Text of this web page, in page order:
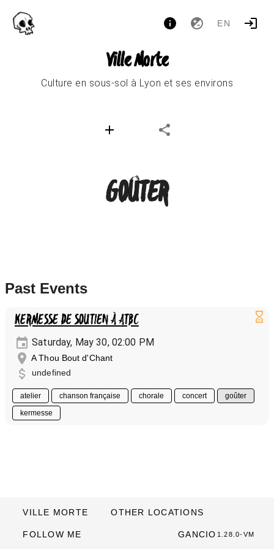
EN
Ville Morte
Culture en sous-sol à Lyon et ses environs
GOÛTER
Past Events
KERMESSE DE SOUTIEN À ATBC
Saturday, May 30, 02:00 PM
A Thou Bout d'Chant
undefined
atelier chanson française chorale concert
goûter
kermesse
VILLE MORTE OTHER LOCATIONS
FOLLOW ME GANCIO 1.28.0-VM